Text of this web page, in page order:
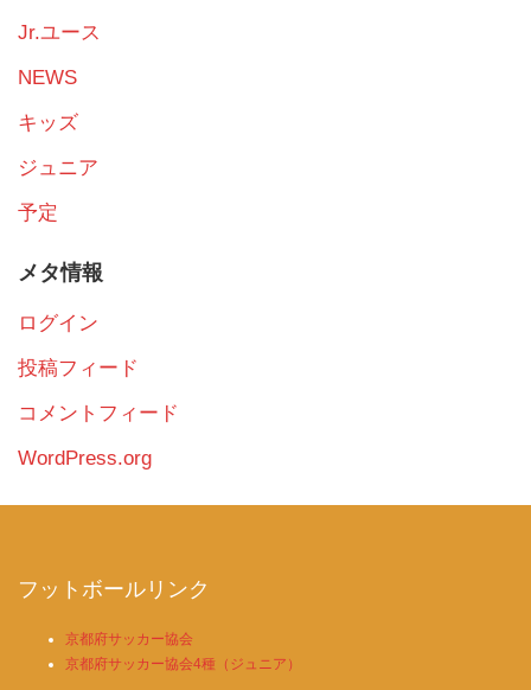
Jr.ユース
NEWS
キッズ
ジュニア
予定
メタ情報
ログイン
投稿フィード
コメントフィード
WordPress.org
フットボールリンク
京都府サッカー協会
京都府サッカー協会4種（ジュニア）